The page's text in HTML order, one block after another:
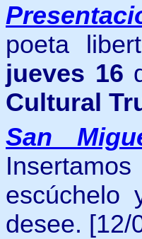
poeta
jueves 16
Cultural
San
escúchelo
desee. [12/